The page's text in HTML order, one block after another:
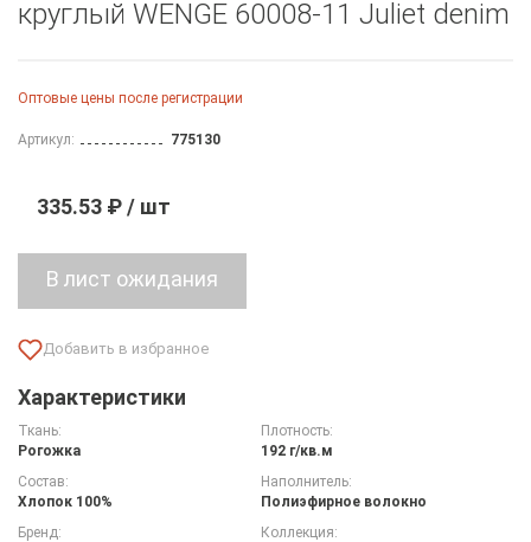
круглый WENGE 60008-11 Juliet denim
Оптовые цены после регистрации
Артикул: 775130
335.53 ₽ / шт
Характеристики
Ткань:
Рогожка
Плотность:
192 г/кв.м
Состав:
Хлопок 100%
Наполнитель:
Полиэфирное волокно
Бренд:
Коллекция: